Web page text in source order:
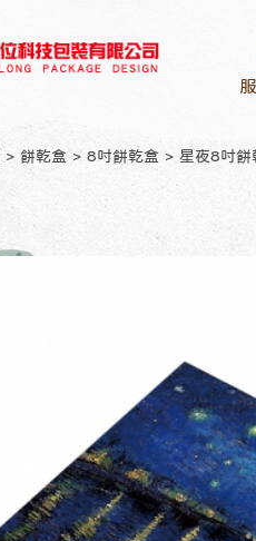
餅乾盒 8吋餅乾盒 星夜8吋餅